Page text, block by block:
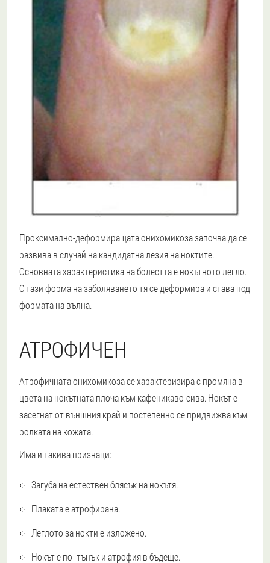
Проксимално-деформиращата онихомикоза започва да се
развива в случай на кандидатна лезия на ноктите.
Основната характеристика на болестта е нокътното легло.
С тази форма на заболяването тя се деформира и става под
формата на вълна.
АТРОФИЧЕН
Атрофичната онихомикоза се характеризира с промяна в
цвета на нокътната плоча към кафеникаво-сива. Нокът е
засегнат от външния край и постепенно се придвижва към
ролката на кожата.
Има и такива признаци:
Загуба на естествен блясък на нокътя.
Плаката е атрофирана.
Леглото за нокти е изложено.
Нокът е по -тънък и атрофия в бъдеще.